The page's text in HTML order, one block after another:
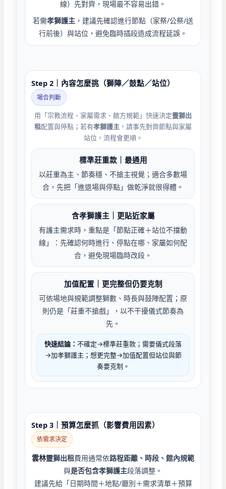
線）先對齊，現場最不容易出錯。
若需孝獅護主 ，建議先確認進行節點（家祭/公祭/送
行前後）與站位，避免臨時插段造成流程延誤。
Step 2｜內容怎麼挑（獅陣／鼓點／站位）
場合判斷
用「宗教流程、家屬需求、館方規範」快速決定靈獅出
租配置與停點；若有孝獅護主 ，請事先對齊節點與家屬
站位，流程會更順。
標準莊重款｜最通用
以莊重為主、節奏穩、不搶主視覺；適合多數場
合，先把「進退場與停點」做乾淨就很得體。
含孝獅護主｜更貼近家屬
有護主需求時，重點是「節點正確＋站位不擋動
線」：先確認何時進行、停點在哪、家屬如何配
合，避免現場臨時改段。
加值配置｜更完整但仍要克制
可依場地與規範調整獅數、時長與鼓陣配置；原
則仍是「莊重不搶戲」，以不干擾儀式節奏為
先。
快速結論： 不確定→標準莊重款；需要儀式段落
→加孝獅護主；想更完整→加值配置但站位與節
奏要克制。
Step 3｜預算怎麼抓（影響費用因素）
依需求決定
雲林靈獅出租費用通常依路程距離、時段、館內規範
與是否包含孝獅護主段落調整。
建議先給「日期時間＋地點/廳別＋需求清單＋預算